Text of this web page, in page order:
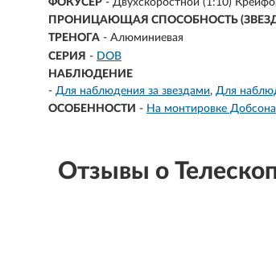
ПРОНИЦАЮЩАЯ СПОСОБНОСТЬ
ТРЕНОГА - Алюминиевая
СЕРИЯ - DOB
НАБЛЮДЕНИЕ
- Для наблюдения за звездами Для
ОСОБЕННОСТИ - На монтировке Добсона
Отзывы о